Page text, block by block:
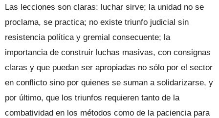
Las lecciones son claras: luchar sirve; la unidad no se
proclama, se practica; no existe triunfo judicial sin
resistencia política y gremial consecuente; la
importancia de construir luchas masivas, con consignas
claras y que puedan ser apropiadas no sólo por el sector
en conflicto sino por quienes se suman a solidarizarse, y
por último, que los triunfos requieren tanto de la
combatividad en los métodos como de la paciencia para